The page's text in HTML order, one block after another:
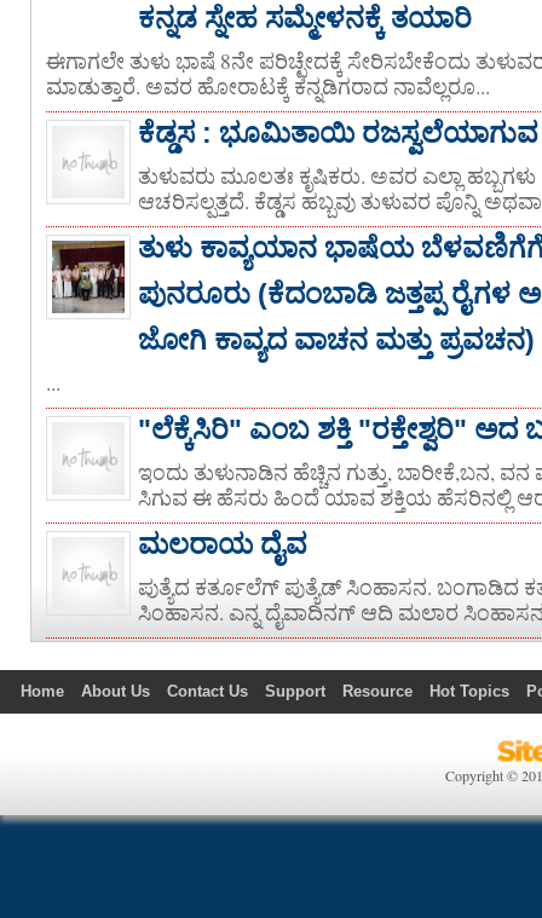
ಕನ್ನಡ ಸ್ನೇಹ ಸಮ್ಮೇಳನಕ್ಕೆ ತಯಾರಿ
ಈಗಾಗಲೇ ತುಳು ಭಾಷೆ 8ನೇ ಪರಿಚ್ಛೇದಕ್ಕೆ ಸೇರಿಸಬೇಕೆಂದು
ಮಾಡುತ್ತಾರೆ. ಅವರ ಹೋರಾಟಕ್ಕೆ ಕನ್ನಡಿಗರಾದ ನಾವೆಲ್ಲರೂ...
ಕೆಡ್ಡಸ : ಭೂಮಿತಾಯಿ ರಜಸ್ವಲೆಯಾಗುವ
ತುಳುವರು ಮೂಲತಃ ಕೃಷಿಕರು. ಅವರ ಎಲ್ಲಾ
ಆಚರಿಸಲ್ಪತ್ತದೆ. ಕೆಡ್ಡಸ ಹಬ್ಬವು ತುಳುವರ ಪೊನ್ನಿ
ತುಳು ಕಾವ್ಯಯಾನ ಭಾಷೆಯ ಬೆಳವಣಿಗೆಗೆ
ಪುನರೂರು (ಕೆದಂಬಾಡಿ ಜತ್ತಪ್ಪ
ಜೋಗಿ ಕಾವ್ಯದ ವಾಚನ ಮತ್ತು ಪ್ರವಚನ)
...
"ಲೆಕ್ಕೆಸಿರಿ" ಎಂಬ ಶಕ್ತಿ "ರಕ್ತೇಶ್ವರಿ" ಅದ
ಇಂದು ತುಳುನಾಡಿನ ಹೆಚ್ಚಿನ ಗುತ್ತು, ಬಾರೀಕೆ,ಬನ,
ಸಿಗುವ ಈ ಹೆಸರು ಹಿಂದೆ ಯಾವ ಶಕ್ತಿಯ ಹೆಸರಿನಲ್ಲಿ
ಮಲರಾಯ ದೈವ
ಪುತ್ಯೆದ ಕರ್ತೂಲೆಗ್ ಪುತ್ಯೆಡ್ ಸಿಂಹಾಸನ. ಬಂಗಾಡಿದ
ಸಿಂಹಾಸನ. ಎನ್ನ ದೈವಾದಿನಗ್ ಆದಿ ಮಲಾರ ಸಿಂಹಾಸನ.
Home About Us Contact Us Support Resource Hot Topics
Copyright ©